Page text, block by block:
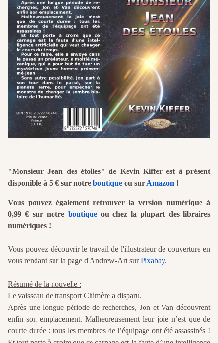
"Monsieur Jean des étoiles" de Kevin Kiffer est à présent
disponible à 5 € sur notre boutique ou sur Amazon !
Vous pouvez également retrouver la version numérique à
0,99 € sur notre boutiqueou chez la plupart des libraires
numériques !
Vous pouvez découvrir le travail de l'illustrateur de couverture en
vous rendant sur la page d'Andrew-Art surPixabay.
Résumé de la nouvelle :
Le vaisseau de transport Chimère a disparu.
Après une longue période de recherches, Jon et Van découvrent
enfin son emplacement. Malheureusement leur joie n’est que de
courte durée : tous les membres de l’équipage ont été assassinés !